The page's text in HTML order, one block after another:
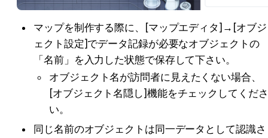
マップを制作する際に、[マップエディタ]→[オブジ
ェクト設定]でデータ記録が必要なオブジェクトの
「名前」を入力した状態で保存して下さい。
オブジェクト名が訪問者に見えたくない場合、
[オブジェクト名隠し]機能をチェックしてくださ
い。
同じ名前のオブジェクトは同一データとして認識さ